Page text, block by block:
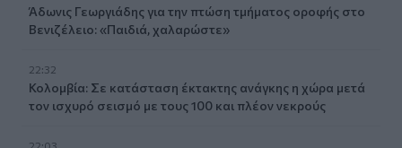
Άδωνις Γεωργιάδης για την πτώση τμήματος οροφής στο
Βενιζέλειο: «Παιδιά, χαλαρώστε»
22:32
Κολομβία: Σε κατάσταση έκτακτης ανάγκης η χώρα μετά
τον ισχυρό σεισμό με τους 100 και πλέον νεκρούς
22:03